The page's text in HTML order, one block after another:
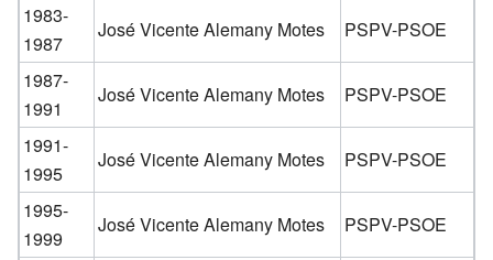
1983-
1987
José Vicente Alemany Motes
PSPV-PSOE
1987-
1991
José Vicente Alemany Motes
PSPV-PSOE
1991-
1995
José Vicente Alemany Motes
PSPV-PSOE
1995-
1999
José Vicente Alemany Motes
PSPV-PSOE